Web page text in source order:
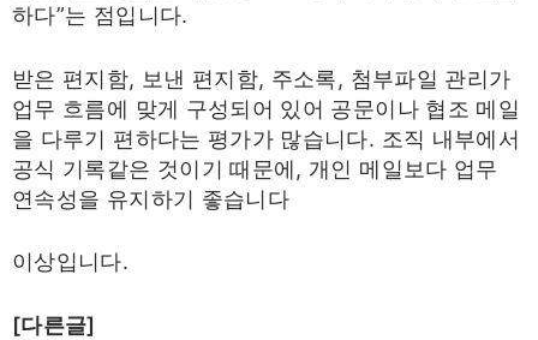
하다”는 점입니다.
받은 편지함, 보낸 편지함, 주소록, 첨부파일 관리가
업무 흐름에 맞게 구성되어 있어 공문이나 협조 메일
을 다루기 편하다는 평가가 많습니다. 조직 내부에서
공식 기록같은 것이기 때문에, 개인 메일보다 업무
연속성을 유지하기 좋습니다
이상입니다.
[다른글]